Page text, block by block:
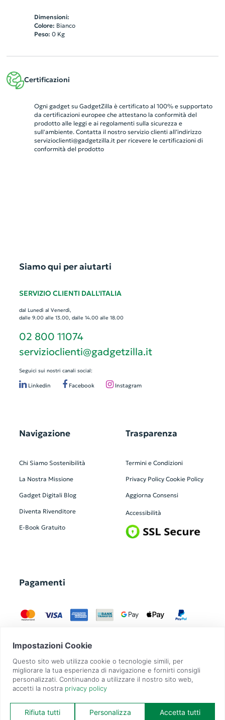
Dimensioni:
Colore: Bianco
Peso: 0Kg
Certificazioni
Ogni gadget su GadgetZilla è certificato al 100% e supportato
da certificazioni europee che attestano la conformità del
prodotto alle leggi e ai regolamenti sulla sicurezza e
sull'ambiente. Contatta il nostro servizio clienti all’indirizzo
servizioclienti@gadgetzilla.itper ricevere le certificazioni di
conformità del prodotto
Siamo qui per aiutarti
SERVIZIO CLIENTI DALL'ITALIA
dal Lunedì al Venerdì,
dalle 9.00 alle 13.00, dalle 14.00 alle 18.00
02 800 11074
servizioclienti@gadgetzilla.it
Seguici sui nostri canali social:
Linkedin Facebook Instagram
Navigazione
Chi Siamo Sostenibilità
La Nostra Missione
Gadget Digitali Blog
Diventa Rivenditore
E-Book Gratuito
Trasparenza
Termini e Condizioni
Privacy Policy Cookie Policy
Aggiorna Consensi
Accessibilità
Pagamenti
GadgetZilla è un Brand di Overbi S.r.l.| realizzato con Contit
| © 2026 Tutti
i diritti riservati | P.IVA: 09351560967